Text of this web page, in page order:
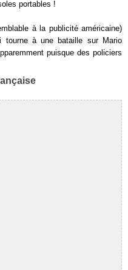
portables !
à la publicité américaine)
tourne à une bataille sur Mario
puisque des policiers